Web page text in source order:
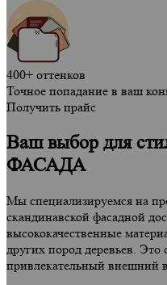
400+ оттенков
Точное попадание в ваш
Получить прайс
Ваш выбор для
ФАСАДА
Мы специализируемся на
скандинавской фасадной
высококачественные
других пород деревьев. Это
привлекательный внешний